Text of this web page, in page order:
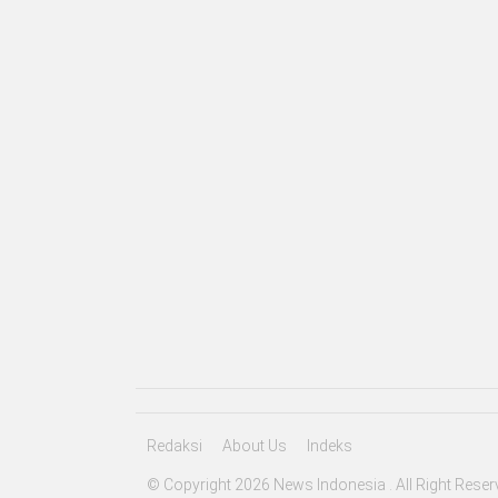
Redaksi About Us Indeks
© Copyright 2026 News Indonesia . All Right